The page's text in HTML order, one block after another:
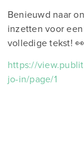
Benieuwd naar
inzetten voor
volledige tekst!
https://
jo-in/page/1